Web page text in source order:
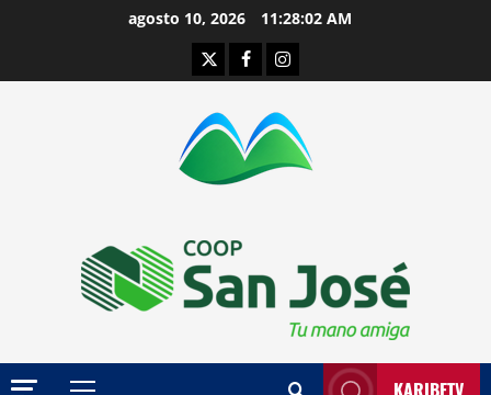
agosto 10, 2026 11:28:03 AM
TwitterFacebookInstagram
KARIBETV